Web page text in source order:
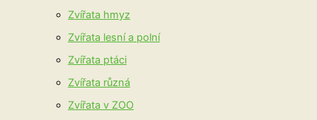
Zvířata hmyz
Zvířata lesní a polní
Zvířata ptáci
Zvířata různá
Zvířata v ZOO